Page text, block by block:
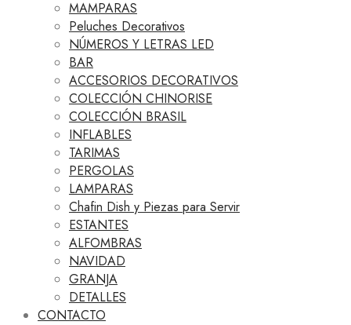
MAMPARAS
Peluches Decorativos
NÚMEROS Y LETRAS LED
BAR
ACCESORIOS DECORATIVOS
COLECCIÓN CHINORISE
COLECCIÓN BRASIL
INFLABLES
TARIMAS
PERGOLAS
LAMPARAS
Chafin Dish y Piezas para Servir
ESTANTES
ALFOMBRAS
NAVIDAD
GRANJA
DETALLES
CONTACTO